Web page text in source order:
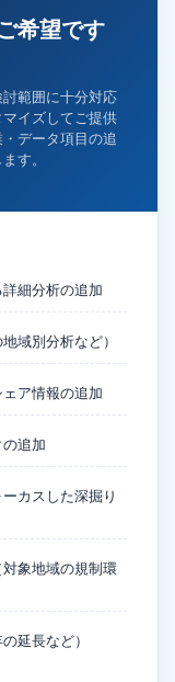
希望です
範囲に十分対応
イズしてご提供
データ項目の追
す。
細分析の追加
域別分析など）
ア情報の追加
追加
カスした深掘り
象地域の規制環
延長など）